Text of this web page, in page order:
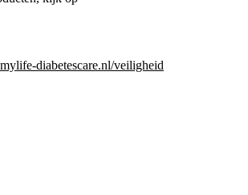
diabetescare.nl/veiligheid